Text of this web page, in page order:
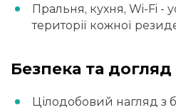
Пральня, кухня, Wi-Fi -
території кожної
Безпека та догляд
Цілодобовий нагляд з